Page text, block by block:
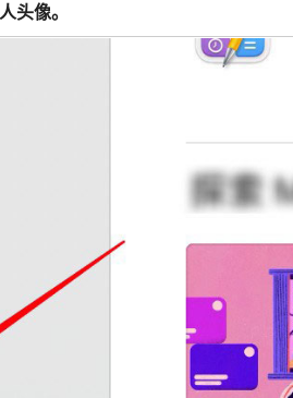
人头像。